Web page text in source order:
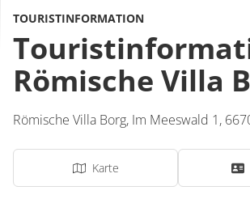
TOURISTINFORMATION
Römische Villa
Römische Villa Borg, Im Meeswald 1,
Karte